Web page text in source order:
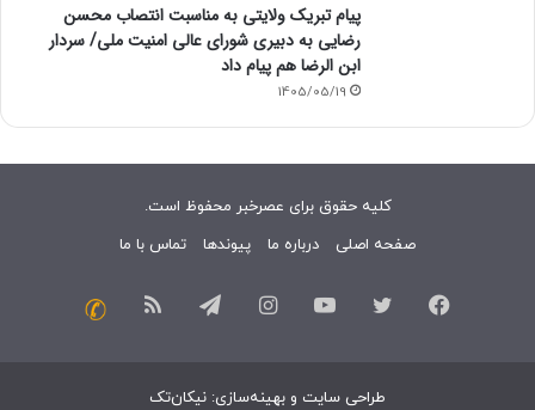
پیام تبریک ولایتی به مناسبت انتصاب محسن
رضایی به دبیری شورای عالی امنیت ملی/ سردار
ابن الرضا هم پیام داد
1405/05/19
کلیه حقوق برای عصرخبر محفوظ است.
صفحه اصلی
درباره ما پیوندها تماس با ما
فیسبوک توییتر یوتیوب اینستاگرامتلگرام خوراک
طراحی سایت و بهینه‌سازی: نیکان‌تک